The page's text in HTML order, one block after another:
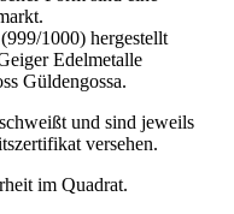
1000) hergestellt
Edelmetalle
Güldengossa.
und sind jeweils
versehen.
im Quadrat.